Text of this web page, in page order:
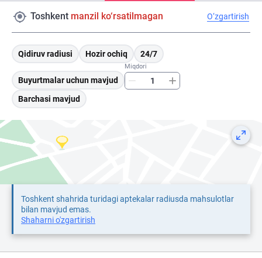
Toshkent manzil ko‘rsatilmagan O‘zgartirish
Qidiruv radiusi Hozir ochiq 24/7
Buyurtmalar uchun mavjud
Miqdori
Barchasi mavjud
Toshkent shahrida turidagi aptekalar radiusda mahsulotlar
bilan mavjud emas.
Shaharni o'zgartirish